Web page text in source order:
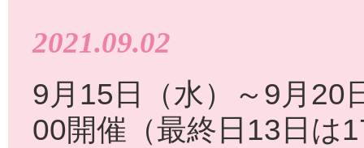
2021.09.02
9月15日（水）～9月20
00開催（最終日13日は